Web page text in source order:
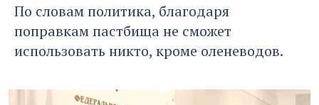
По словам политика, благодаря
поправкам пастбища не сможет
использовать никто, кроме оленеводов.